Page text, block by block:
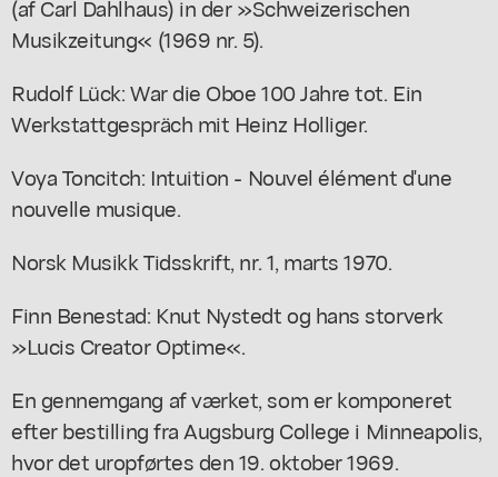
(af Carl Dahlhaus) in der »Schweizerischen
Musikzeitung« (1969 nr. 5).
Rudolf Lück: War die Oboe 100 Jahre tot. Ein
Werkstattgespräch mit Heinz Holliger.
Voya Toncitch: Intuition - Nouvel élément d'une
nouvelle musique.
Norsk Musikk Tidsskrift, nr. 1, marts 1970.
Finn Benestad: Knut Nystedt og hans storverk
»Lucis Creator Optime«.
En gennemgang af værket, som er komponeret
efter bestilling fra Augsburg College i Minneapolis,
hvor det uropførtes den 19. oktober 1969.